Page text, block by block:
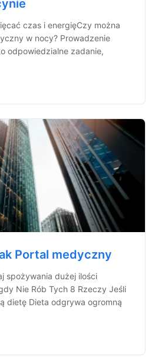
czas i energięCzy można
w nocy? Prowadzenie
odpowiedzialne zadanie,
Portal medyczny
spożywania dużej ilości
Nie Rób Tych 8 Rzeczy Jeśli
dietę Dieta odgrywa ogromną